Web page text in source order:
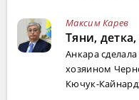
Максим Карев
Тяни,
Анкара
хозяином
Кючук-